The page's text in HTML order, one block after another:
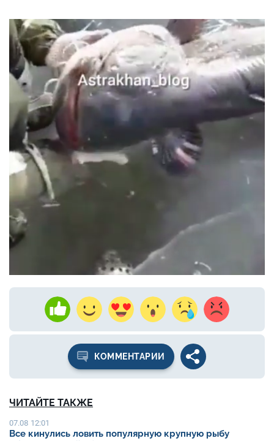
КОММЕНТАРИИ
ЧИТАЙТЕ ТАКЖЕ
07.08 12:01
Все кинулись ловить популярную крупную рыбу